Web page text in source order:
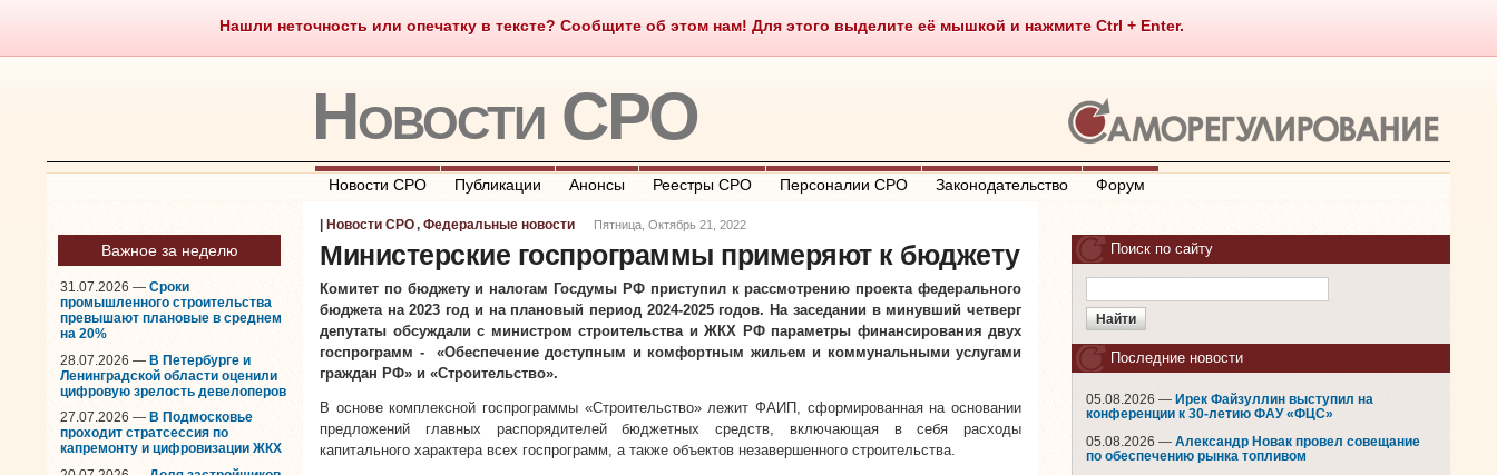
Нашли неточность или опечатку в тексте? Сообщите об этом нам! Для этого выделите её мышкой и нажмите Ctrl + Enter.
Саморегулирование Что такое СРО О портале Контакты Полезные ссылки
Новости СРО
Новости СРО Публикации Анонсы Реестры СРО Персоналии СРО Законодательство Форум
Важное за неделю
31.07.2026 — Сроки
промышленного строительства
превышают плановые в среднем
на 20%
28.07.2026 — В Петербурге и
Ленинградской области оценили
цифровую зрелость девелоперов
27.07.2026 — В Подмосковье
проходит стратсессия по
капремонту и цифровизации ЖКХ
Новости СРО, Федеральные новости Пятница, Октябрь 21, 2022
Министерские госпрограммы примеряют к бюджету
Комитет по бюджету и налогам Госдумы РФ приступил к рассмотрению проекта федерального
бюджета на 2023 год и на плановый период 2024-2025 годов. На заседании в минувший четверг
депутаты обсуждали с министром строительства и ЖКХ РФ параметры финансирования двух
госпрограмм - «Обеспечение доступным и комфортным жильем и коммунальными услугами
граждан РФ» и «Строительство».
В основе комплексной госпрограммы «Строительство» лежит ФАИП, сформированная на основании
предложений главных распорядителей бюджетных средств, включающая в себя расходы
капитального характера всех госпрограмм, а также объектов незавершенного строительства.
Поиск по сайту
Последние новости
05.08.2026 — Ирек Файзуллин выступил на
конференции к 30-летию ФАУ «ФЦС»
05.08.2026 — Александр Новак провел совещание
по обеспечению рынка топливом